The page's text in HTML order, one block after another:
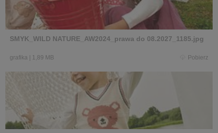
SMYK_WILD NATURE_AW2024_prawa do 08.2027_1185.jpg
grafika 1,89 MB Pobierz